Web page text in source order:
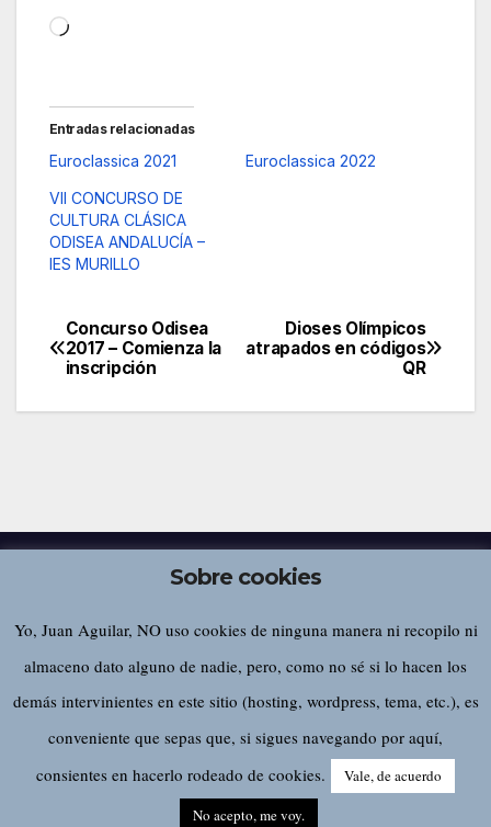
Cargando...
Entradas relacionadas
Euroclassica 2021
Euroclassica 2022
VII CONCURSO DE
CULTURA CLÁSICA
ODISEA ANDALUCÍA –
IES MURILLO
Navegación
de
Dioses Olímpicos
atrapados en códigos
QR
Concurso Odisea
2017 – Comienza la
inscripción
Juan Aguilar
Funciona gracias a WordPress|Tema:Newsupde Themeansar
HomeSobre este sitio…
Sobre cookies
Yo, Juan Aguilar, NO uso cookies de ninguna manera ni recopilo ni
almaceno dato alguno de nadie, pero, como no sé si lo hacen los
demás intervinientes en este sitio (hosting, wordpress, tema, etc.), es
conveniente que sepas que, si sigues navegando por aquí,
consientes en hacerlo rodeado de cookies.
Vale, de acuerdo
No acepto, me voy.